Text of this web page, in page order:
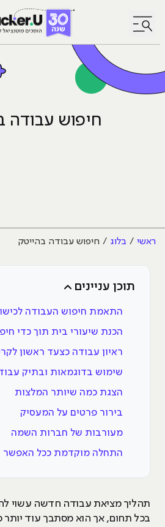
לחץ לפתיחת/סגירת תפריט
חיפוש עבודה
ראשי בלוג חיפוש עבודה בהייטק
תוכן עניינים
התאמת חיפוש העבודה
הכנת שיעורי בית תוך כדי
ראיון עבודה כצעד ראשון
שימוש בדוגמאות ובתיק
הצגת כמה שיותר המלצות
בירור פרטים על המעסיק
מעורבות של חברות השמה
התחלה מוקדמת ככל האפשר
תהליך מציאת עבודה חדשה עשוי
בכל תחום, אך הוא מסתבך עוד